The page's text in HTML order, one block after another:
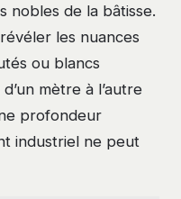
nobles de la bâtisse.
les nuances
ou blancs
mètre à l’autre
profondeur
industriel ne peut